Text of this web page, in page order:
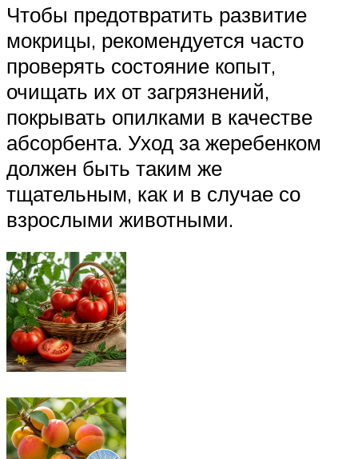
Чтобы предотвратить развитие
мокрицы, рекомендуется часто
проверять состояние копыт,
очищать их от загрязнений,
покрывать опилками в качестве
абсорбента. Уход за жеребенком
должен быть таким же
тщательным, как и в случае со
взрослыми животными.